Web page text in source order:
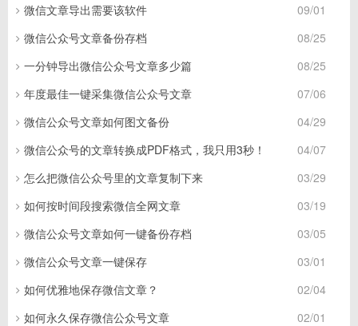
09/01
微信文章导出需要该软件
08/25
微信公众号文章备份存档
08/25
一分钟导出微信公众号文章多少篇
07/06
年度最佳一键采集微信公众号文章
04/29
微信公众号文章如何图文备份
04/07
微信公众号的文章转换成PDF格式，我只用3秒！
03/29
怎么把微信公众号里的文章复制下来
03/19
如何按时间段搜索微信全网文章
03/05
微信公众号文章如何一键备份存档
03/01
微信公众号文章一键保存
02/04
如何优雅地保存微信文章？
02/01
如何永久保存微信公众号文章